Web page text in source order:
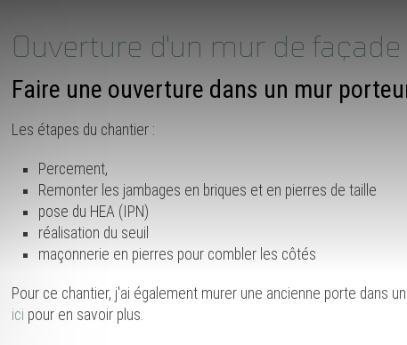
Ouverture d'un mur de façade
Faire une ouverture dans un mur
Les étapes du chantier :
Percement,
Remonter les jambages en briques et en pierres de taille
pose du HEA (IPN)
réalisation du seuil
maçonnerie en pierres pour combler les côtés
Pour ce chantier, j'ai également murer une ancienne porte dans
ici pour en savoir plus.